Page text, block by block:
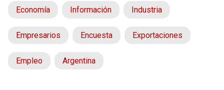
Economía Información Industria
Empresarios Encuesta Exportaciones
Empleo Argentina